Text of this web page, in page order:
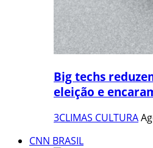
Big techs
eleição e
3CLIMAS CULTURA
CNN BRASIL